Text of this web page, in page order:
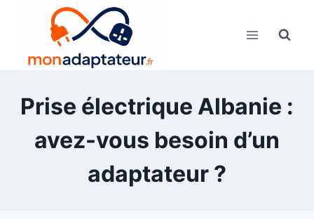
Prise électrique Albanie :
avez-vous besoin d’un
adaptateur ?